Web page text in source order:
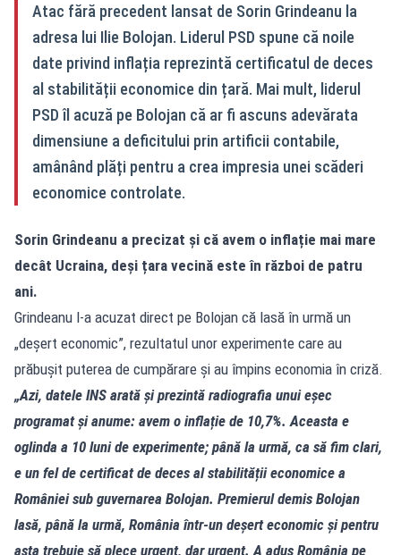
Atac fără precedent lansat de Sorin Grindeanu la
adresa lui Ilie Bolojan. Liderul PSD spune că noile
date privind inflația reprezintă certificatul de deces
al stabilității economice din țară. Mai mult, liderul
PSD îl acuză pe Bolojan că ar fi ascuns adevărata
dimensiune a deficitului prin artificii contabile,
amânând plăți pentru a crea impresia unei scăderi
economice controlate.
Sorin Grindeanu a precizat și că avem o inflație mai mare
decât Ucraina, deși țara vecină este în război de patru
ani.
Grindeanu l-a acuzat direct pe Bolojan că lasă în urmă un
„deșert economic”, rezultatul unor experimente care au
prăbușit puterea de cumpărare și au împins economia în criză.
„Azi, datele INS arată și prezintă radiografia unui eșec
programat și anume: avem o inflație de 10,7%. Aceasta e
oglinda a 10 luni de experimente; până la urmă, ca să fim clari,
e un fel de certificat de deces al stabilității economice a
României sub guvernarea Bolojan. Premierul demis Bolojan
lasă, până la urmă, România într-un deșert economic și pentru
asta trebuie să plece urgent, dar urgent. A adus România pe